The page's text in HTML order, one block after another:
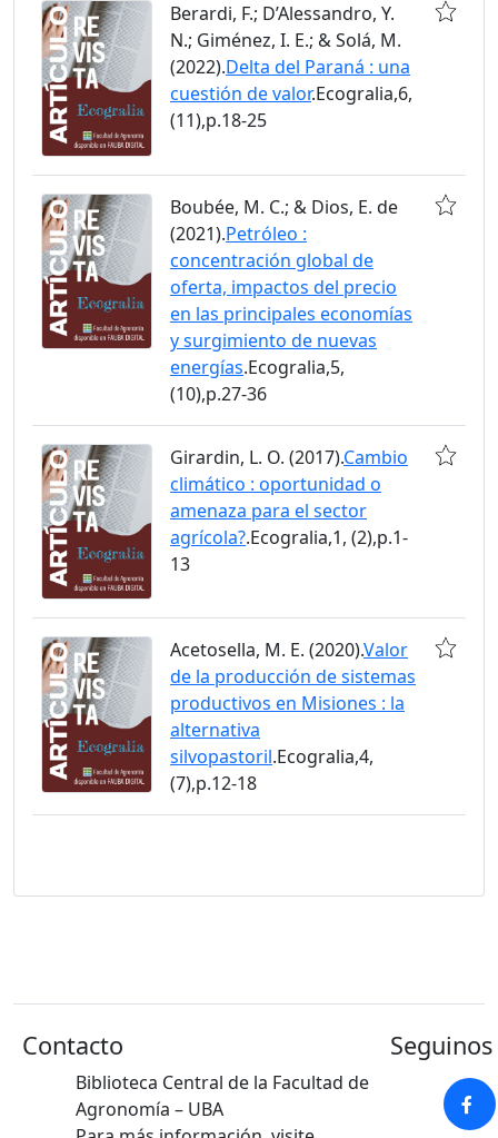
Berardi, F.; D’Alessandro, Y.
N.; Giménez, I. E.; & Solá, M.
(2022).Delta del Paraná : una
cuestión de valor.Ecogralia,6,
(11),p.18-25
Boubée, M. C.; & Dios, E. de
(2021).Petróleo :
concentración global de
oferta, impactos del precio
en las principales economías
y surgimiento de nuevas
energías.Ecogralia,5,
(10),p.27-36
Girardin, L. O. (2017).Cambio
climático : oportunidad o
amenaza para el sector
agrícola?.Ecogralia,1, (2),p.1-
13
Acetosella, M. E. (2020).Valor
de la producción de sistemas
productivos en Misiones : la
alternativa
silvopastoril.Ecogralia,4,
(7),p.12-18
Contacto
Biblioteca Central de la Facultad de
Agronomía – UBA